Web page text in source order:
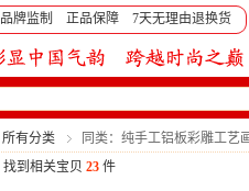
品牌监制 正品保障 7天无理由退换货
所有分类
同类：纯手工铝板彩雕工艺
找到相关宝贝 23 件